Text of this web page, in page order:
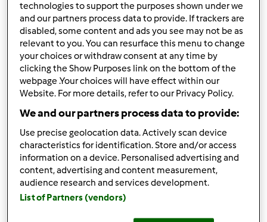
Log in
to post new content in the forum.
Tudo sobre as novas funcionalidades, tecnologia e
acessórios
Tópico em destaque
TM6?
by Equipa Bimby 8. Março 2019 - 20:57
technologies to support the purposes shown under we
and our partners process data to provide. If trackers are
disabled, some content and ads you see may not be as
relevant to you. You can resurface this menu to change
your choices or withdraw consent at any time by
clicking the Show Purposes link on the bottom of the
webpage .Your choices will have effect within our
Website. For more details, refer to our Privacy Policy.
We and our partners process data to provide:
Use precise geolocation data. Actively scan device
characteristics for identification. Store and/or access
information on a device. Personalised advertising and
content, advertising and content measurement,
audience research and services development.
List of Partners (vendors)